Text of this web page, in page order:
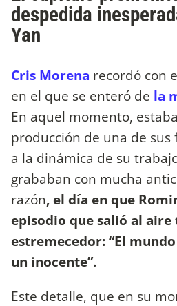
despedida
Yan
Cris Morena recordó con
en el que se enteró de la
En aquel momento,
producción de una de sus
a la dinámica de su
grababan con mucha
razón, el día en que
episodio que salió al
estremecedor: “El
un inocente”.
Este detalle, que en su